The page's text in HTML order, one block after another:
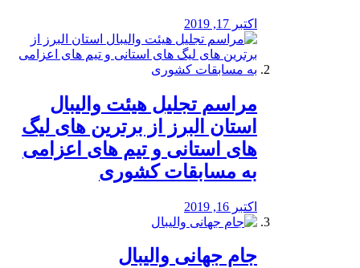
اکتبر 17, 2019
مراسم تجلیل هیئت والیبال
استان البرز از برترین های لیگ
های استانی و تیم های اعزامی
به مسابقات کشوری
اکتبر 16, 2019
جام جهانی والیبال